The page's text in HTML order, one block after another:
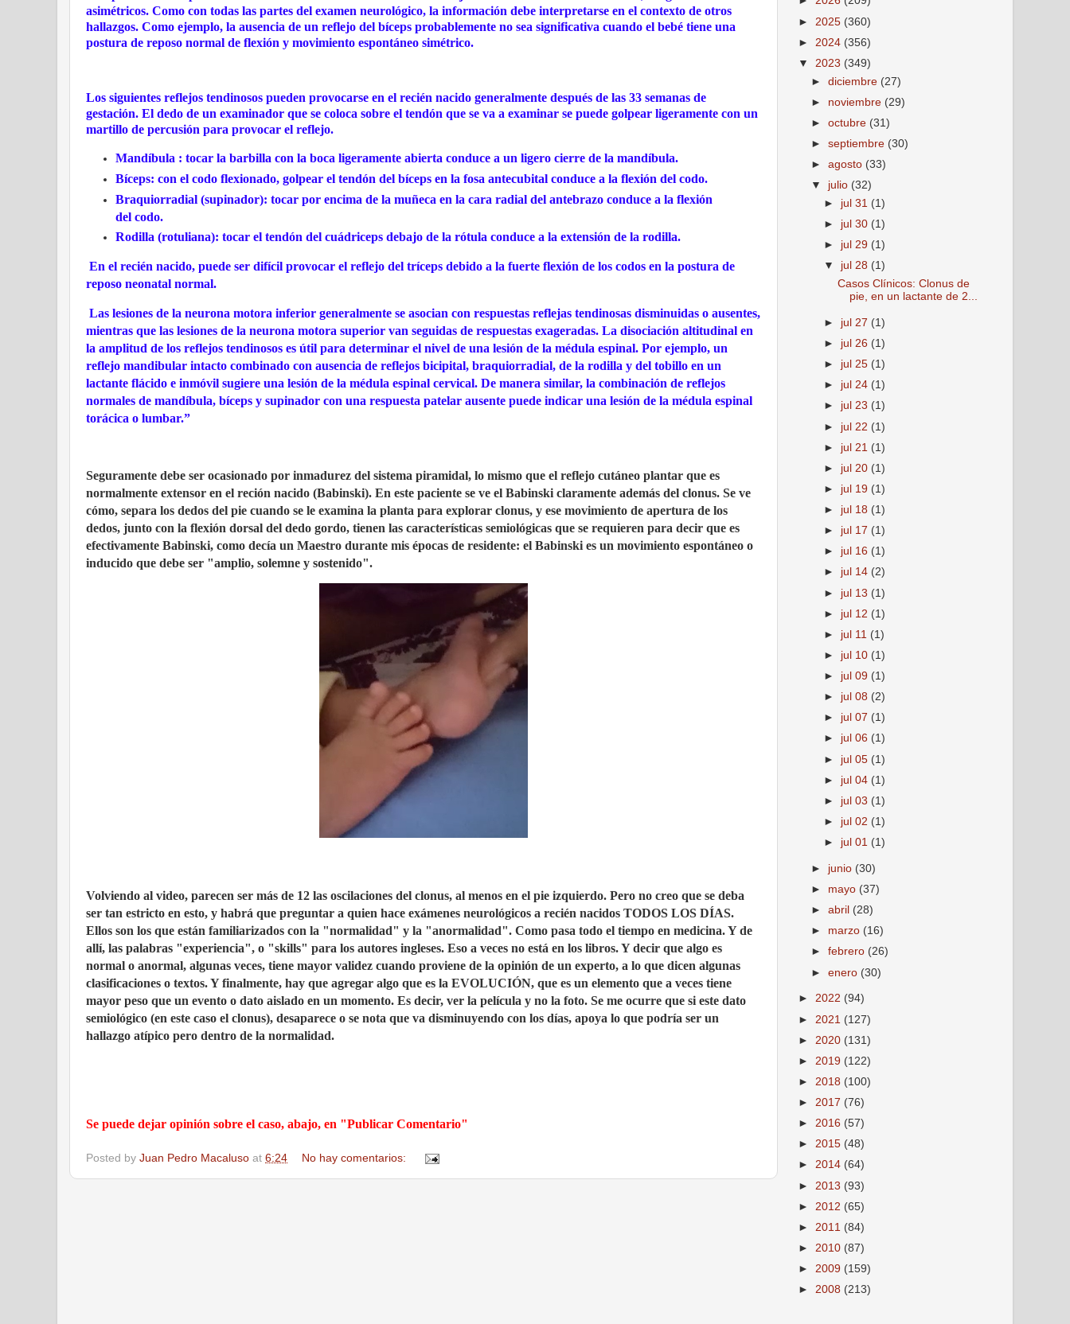
asimétricos. Como con todas las partes del examen neurológico, la información debe interpretarse en el contexto de otros
hallazgos. Como ejemplo, la ausencia de un reflejo del bíceps probablemente no sea significativa cuando el bebé tiene una
postura de reposo normal de flexión y movimiento espontáneo simétrico.
Los siguientes reflejos tendinosos pueden provocarse en el recién nacido generalmente después de las 33 semanas de
gestación. El dedo de un examinador que se coloca sobre el tendón que se va a examinar se puede golpear ligeramente con un
martillo de percusión para provocar el reflejo.
Mandíbula : tocar la barbilla con la boca ligeramente abierta conduce a un ligero cierre de la mandíbula.
Bíceps: con el codo flexionado, golpear el tendón del bíceps en la fosa antecubital conduce a la flexión del codo.
Braquiorradial (supinador): tocar por encima de la muñeca en la cara radial del antebrazo conduce a la flexión
del codo.
Rodilla (rotuliana): tocar el tendón del cuádriceps debajo de la rótula conduce a la extensión de la rodilla.
En el recién nacido, puede ser difícil provocar el reflejo del tríceps debido a la fuerte flexión de los codos en la postura de
reposo neonatal normal.
Las lesiones de la neurona motora inferior generalmente se asocian con respuestas reflejas tendinosas disminuidas o ausentes,
mientras que las lesiones de la neurona motora superior van seguidas de respuestas exageradas. La disociación altitudinal en
la amplitud de los reflejos tendinosos es útil para determinar el nivel de una lesión de la médula espinal. Por ejemplo, un
reflejo mandibular intacto combinado con ausencia de reflejos bicipital, braquiorradial, de la rodilla y del tobillo en un
lactante flácido e inmóvil sugiere una lesión de la médula espinal cervical. De manera similar, la combinación de reflejos
normales de mandíbula, bíceps y supinador con una respuesta patelar ausente puede indicar una lesión de la médula espinal
torácica o lumbar.”
Seguramente debe ser ocasionado por inmadurez del sistema piramidal, lo mismo que el reflejo cutáneo plantar que es
normalmente extensor en el reción nacido (Babinski). En este paciente se ve el Babinski claramente además del clonus. Se ve
cómo, separa los dedos del pie cuando se le examina la planta para explorar clonus, y ese movimiento de apertura de los
dedos, junto con la flexión dorsal del dedo gordo, tienen las características semiológicas que se requieren para decir que es
efectivamente Babinski, como decía un Maestro durante mis épocas de residente: el Babinski es un movimiento espontáneo o
inducido que debe ser "amplio, solemne y sostenido".
Volviendo al video, parecen ser más de 12 las oscilaciones del clonus, al menos en el pie izquierdo. Pero no creo que se deba
ser tan estricto en esto, y habrá que preguntar a quien hace exámenes neurológicos a recién nacidos TODOS LOS DÍAS.
Ellos son los que están familiarizados con la "normalidad" y la "anormalidad". Como pasa todo el tiempo en medicina. Y de
allí, las palabras "experiencia", o "skills" para los autores ingleses. Eso a veces no está en los libros. Y decir que algo es
normal o anormal, algunas veces, tiene mayor validez cuando proviene de la opinión de un experto, a lo que dicen algunas
clasificaciones o textos. Y finalmente, hay que agregar algo que es la EVOLUCIÓN, que es un elemento que a veces tiene
mayor peso que un evento o dato aislado en un momento. Es decir, ver la película y no la foto. Se me ocurre que si este dato
semiológico (en este caso el clonus), desaparece o se nota que va disminuyendo con los días, apoya lo que podría ser un
hallazgo atípico pero dentro de la normalidad.
Se puede dejar opinión sobre el caso, abajo, en "Publicar Comentario"
Posted by Juan Pedro Macaluso at 6:24 No hay comentarios:
► 2025 (360)
► 2024 (356)
▼ 2023 (349)
►diciembre (27)
► noviembre (29)
►octubre (31)
►septiembre (30)
►agosto (33)
▼ julio (32)
► jul 31 (1)
► jul 30 (1)
► jul 29 (1)
▼ jul 28 (1)
Casos Clínicos: Clonus de
pie, en un lactante de 2...
► jul 27 (1)
► jul 26 (1)
► jul 25 (1)
► jul 24 (1)
► jul 23 (1)
► jul 22 (1)
► jul 21 (1)
► jul 20 (1)
► jul 19 (1)
► jul 18 (1)
► jul 17 (1)
► jul 16 (1)
► jul 14 (2)
► jul 13 (1)
► jul 12 (1)
► jul 11 (1)
► jul 10 (1)
► jul 09 (1)
► jul 08 (2)
► jul 07 (1)
► jul 06 (1)
► jul 05 (1)
► jul 04 (1)
► jul 03 (1)
► jul 02 (1)
► jul 01 (1)
► junio (30)
► mayo (37)
►abril (28)
► marzo (16)
►febrero (26)
►enero (30)
► 2022 (94)
► 2021 (127)
► 2020 (131)
► 2019 (122)
► 2018 (100)
► 2017 (76)
► 2016 (57)
► 2015 (48)
► 2014 (64)
► 2013 (93)
► 2012 (65)
► 2011 (84)
► 2010 (87)
► 2009 (159)
► 2008 (213)